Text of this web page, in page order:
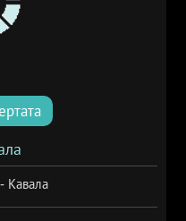
Кавала